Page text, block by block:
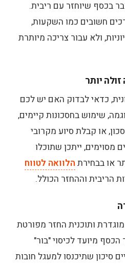
בכסף שיוחזר עם ריבית.
חשובים כמו השקעות,
ולא עבור צריכה מיותרת
יותר
כדאי לבדוק האם יש לכם
שימוש בחסכונות קיימים,
או קבלת סיוע מקרובי
ייתכן שתוכלו
או בבחירת הלוואה לטווח
הריבית וההחזר הכולל.
ותוכנית החזר מפורטת
מיועד לכיסוי "בור"
סיכון שתיכנסו למעגל חובות